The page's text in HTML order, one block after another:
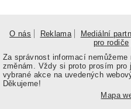
O nás Reklama Mediální
pro rodiče
Za správnost informací
změnám. Vždy si proto prosím
vybrané akce na uvedených
Děkujeme!
Mapa